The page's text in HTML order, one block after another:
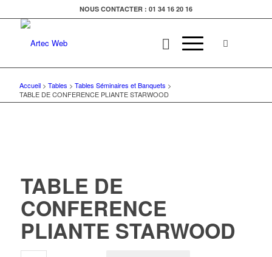
NOUS CONTACTER : 01 34 16 20 16
Accueil> Tables > Tables Séminaires et Banquets >
TABLE DE CONFERENCE PLIANTE STARWOOD
TABLE DE
CONFERENCE
PLIANTE STARWOOD